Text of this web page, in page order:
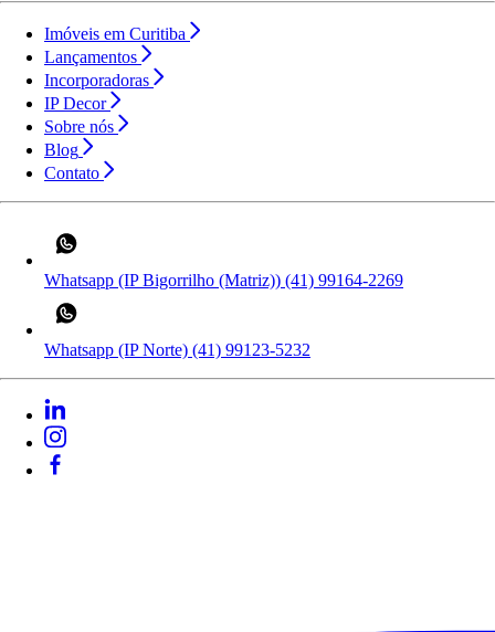
Imóveis em Curitiba
Lançamentos
Incorporadoras
IP Decor
Sobre nós
Blog
Contato
Whatsapp (IP Bigorrilho (Matriz)) (41) 99164-2269
Whatsapp (IP Norte) (41) 99123-5232